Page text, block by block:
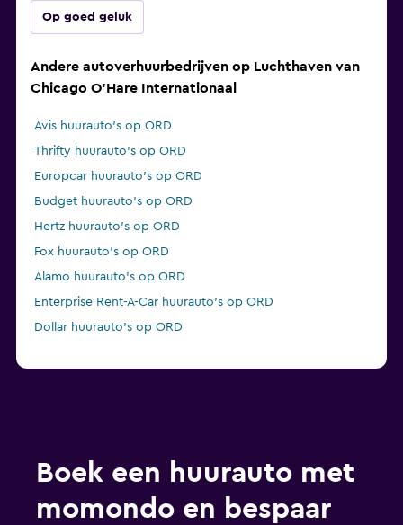
Op goed geluk
Andere autoverhuurbedrijven op Luchthaven van
Chicago O'Hare Internationaal
Avis huurauto's op ORD
Thrifty huurauto's op ORD
Europcar huurauto's op ORD
Budget huurauto's op ORD
Hertz huurauto's op ORD
Fox huurauto's op ORD
Alamo huurauto's op ORD
Enterprise Rent-A-Car huurauto's op ORD
Dollar huurauto's op ORD
Boek een huurauto met
momondo en bespaar